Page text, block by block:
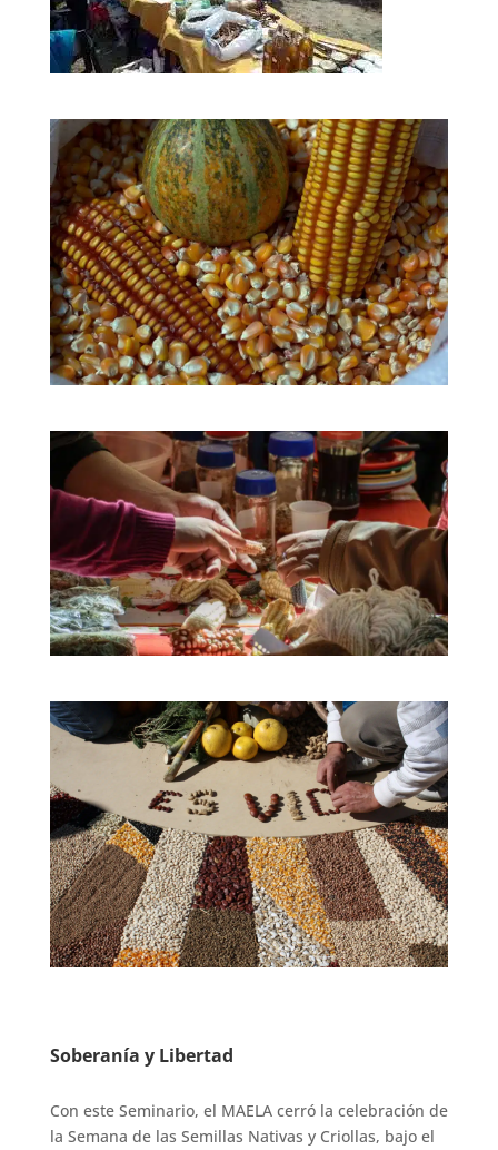
Soberanía y Libertad
Con este Seminario, el MAELA cerró la celebración de
la Semana de las Semillas Nativas y Criollas, bajo el